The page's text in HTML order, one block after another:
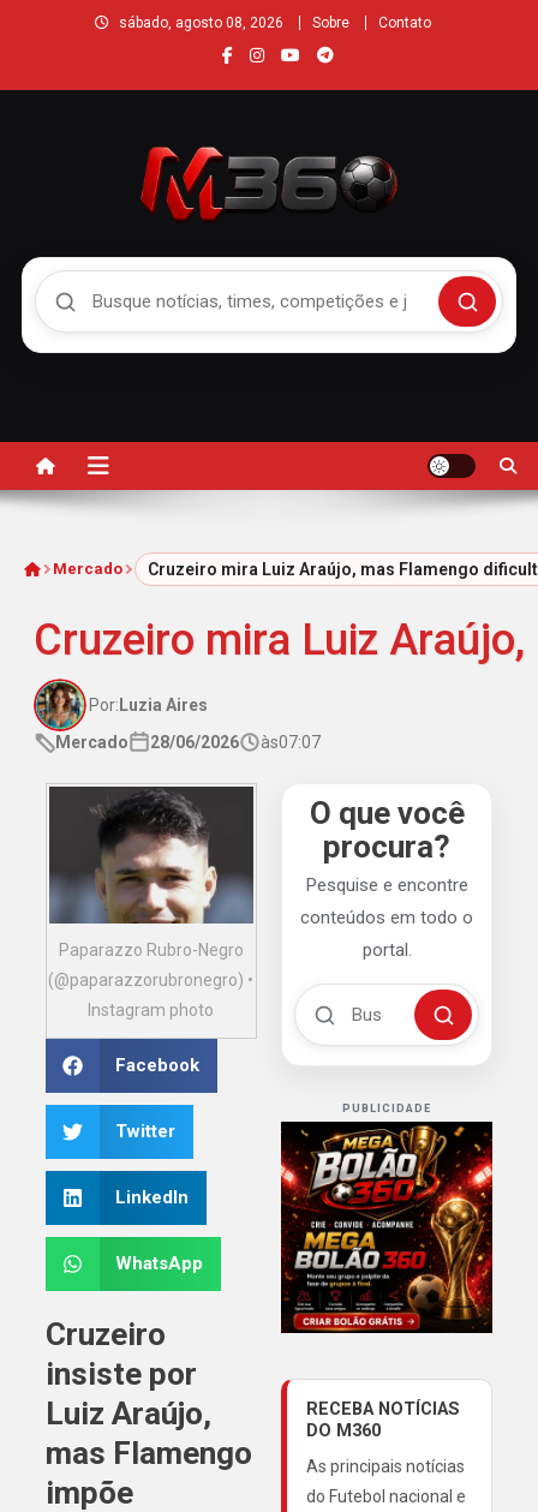
sábado, agosto 08, 2026 Sobre Contato
Buscar
InícioMercado Cruzeiro mira Luiz Araújo, mas Flamengo
Cruzeiro mira Luiz
Por: Luzia Aires
Mercado
28/06/2026 às07:07
Paparazzo Rubro-Negro
(@paparazzorubronegro) •
Instagram photo
Facebook
Twitter
LinkedIn
WhatsApp
Cruzeiro
insiste por
Luiz Araújo,
mas Flamengo
impõe
O que você
procura?
Pesquise e encontre
conteúdos em todo o
portal.
Buscar no Mengão 360
Buscar
PUBLICIDADE
RECEBA NOTÍCIAS
DO M360
As principais notícias
do Futebol nacional e